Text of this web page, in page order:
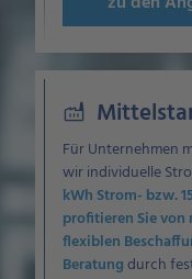
factory
Für Unternehmen
wir individuelle
kWh Strom- bzw.
profitieren Sie
flexiblen
Beratungdurch